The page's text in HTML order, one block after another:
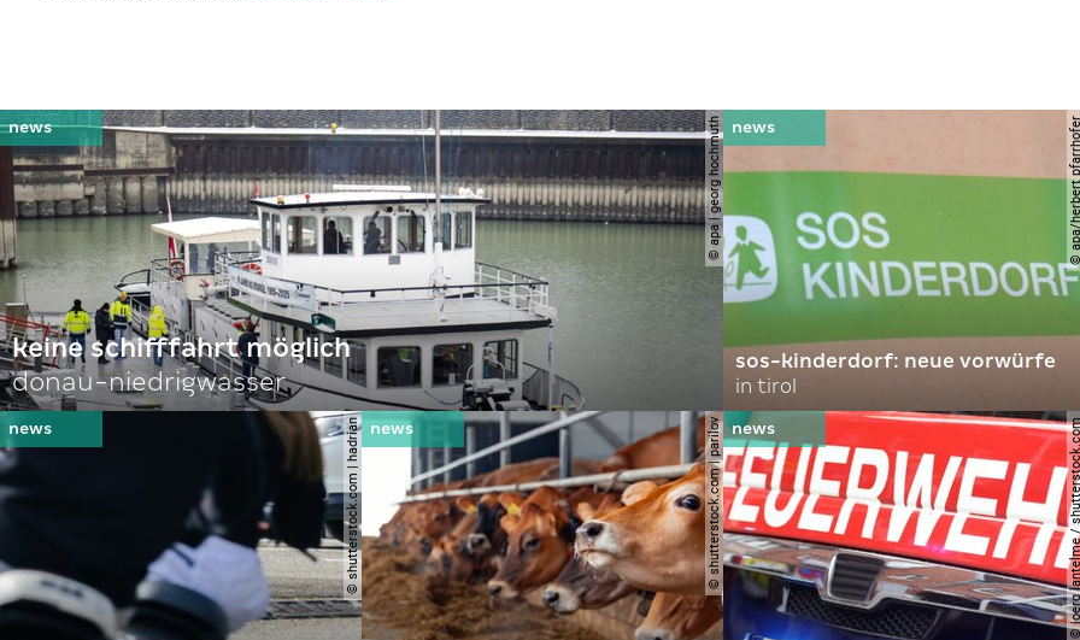
© apa | georg hochmuth
keine schifffahrt möglich
donau-niedrigwasser
© apa/
sos-kinderdorf: neue vorwürfe
in tirol
© shutterstock.com | hadrian © shutterstock.com | parilov © joerg